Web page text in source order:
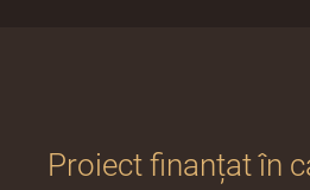
Proiect finanțat în